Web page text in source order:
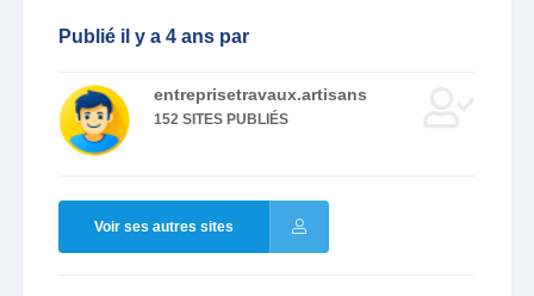
Publié il y a 4 ans par
entreprisetravaux.artisans
152 SITES PUBLIÉS
Voir ses autres sites